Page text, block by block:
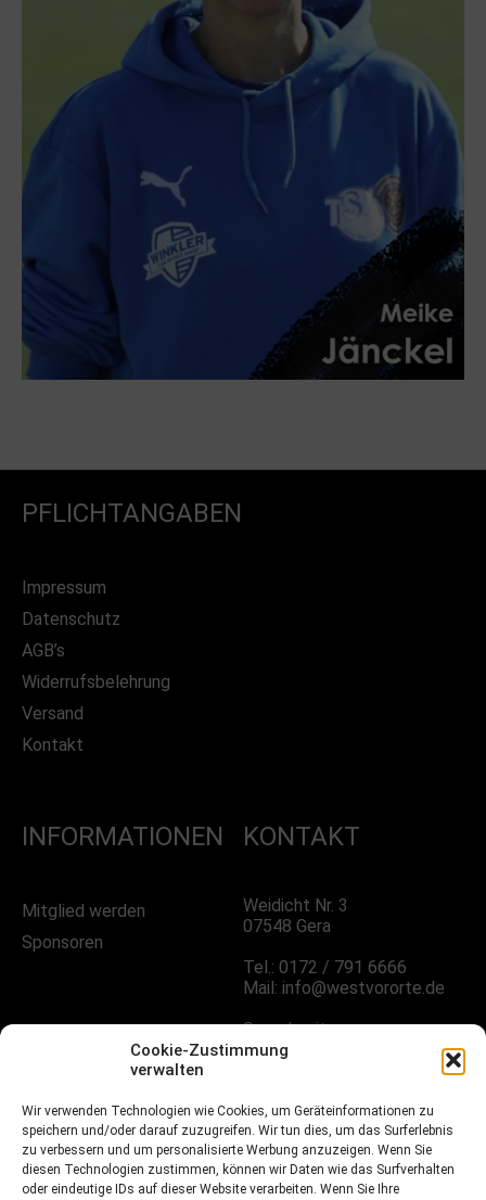
Cookie-Zustimmung
verwalten
Wir verwenden Technologien wie Cookies, um Geräteinformationen zu
speichern und/oder darauf zuzugreifen. Wir tun dies, um das Surferlebnis
zu verbessern und um personalisierte Werbung anzuzeigen. Wenn Sie
diesen Technologien zustimmen, können wir Daten wie das Surfverhalten
oder eindeutige IDs auf dieser Website verarbeiten. Wenn Sie Ihre
PFLICHTANGABEN
Impressum
Datenschutz
AGB’s
Widerrufsbelehrung
Versand
Kontakt
INFORMATIONEN
Mitglied werden
Sponsoren
KONTAKT
Weidicht Nr. 3
07548 Gera
Tel.: 0172 / 791 6666
Mail: info@westvororte.de
Sprechzeiten:
Nach Vereinbarung
FOLGE UNS!